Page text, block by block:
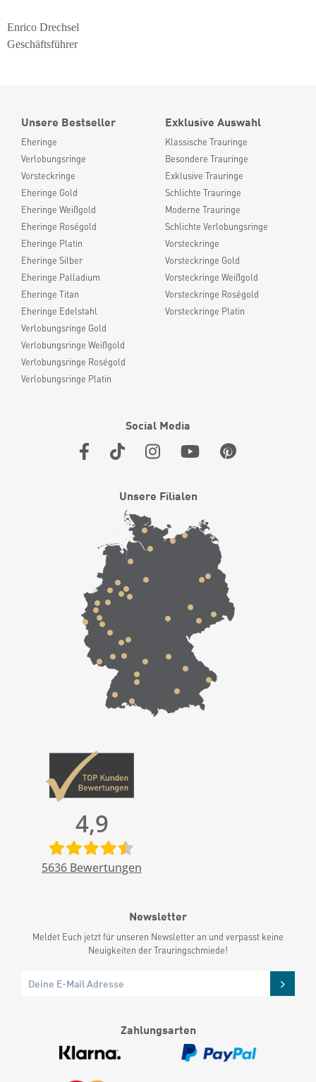
Enrico Drechsel
Geschäftsführer
Unsere Bestseller
Eheringe
Verlobungsringe
Vorsteckringe
Eheringe Gold
Eheringe Weißgold
Eheringe Roségold
Eheringe Platin
Eheringe Silber
Eheringe Palladium
Eheringe Titan
Eheringe Edelstahl
Verlobungsringe Gold
Verlobungsringe Weißgold
Verlobungsringe Roségold
Verlobungsringe Platin
Exklusive Auswahl
Klassische Trauringe
Besondere Trauringe
Exklusive Trauringe
Schlichte Trauringe
Moderne Trauringe
Schlichte Verlobungsringe
Vorsteckringe
Vorsteckringe Gold
Vorsteckringe Weißgold
Vorsteckringe Roségold
Vorsteckringe Platin
Social Media
Unsere Filialen
4,9
5636 Bewertungen
Newsletter
Meldet Euch jetzt für unseren Newsletter an und verpasst keine
Neuigkeiten der Trauringschmiede!
Zahlungsarten